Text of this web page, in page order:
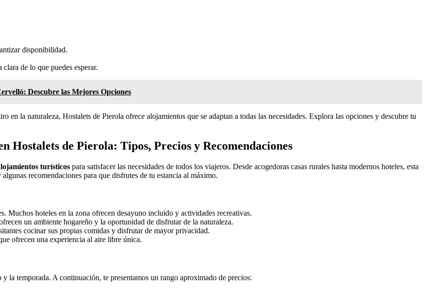
disponibilidad.
de lo que puedes esperar.
Descubre las Mejores Opciones
en la naturaleza, Hostalets de Pierola ofrece alojamientos que se adaptan a todas las necesidades. Explora las opciones y descubre tu
Hostalets de Pierola: Tipos, Precios y Recomendaciones
turísticos para satisfacer las necesidades de todos los viajeros. Desde acogedoras casas rurales hasta modernos hoteles, esta
recomendaciones para que disfrutes de tu estancia al máximo.
Muchos hoteles en la zona ofrecen desayuno incluido y actividades recreativas.
un ambiente hogareño y la oportunidad de disfrutar de la naturaleza.
cocinar sus propias comidas y disfrutar de mayor privacidad.
ofrecen una experiencia al aire libre única.
la temporada. A continuación, te presentamos un rango aproximado de precios: